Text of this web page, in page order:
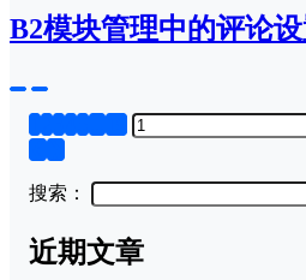
B2模块管理中的评论
搜索：
近期文章